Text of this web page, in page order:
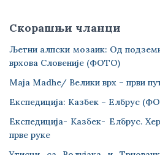
Скорашњи чланци
Љетни алпски мозаик: Од
врхова Словеније (ФОТО)
Maja Madhe/ Велики врх – први
Експедиција: Казбек – Елбрус
Експедиција- Казбек- Елбрус.
прве руке